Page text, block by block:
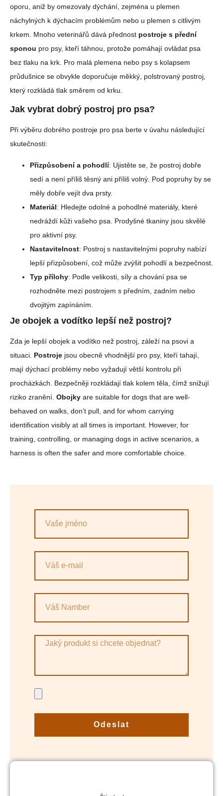
oporu, aniž by omezovaly dýchání, zejména u plemen
náchylných k dýchacím problémům nebo u plemen s citlivým
krkem. Mnoho veterinářů dává přednost postroje s přední
sponou pro psy, kteří táhnou, protože pomáhají ovládat psa
bez tlaku na krk. Pro malá plemena nebo psy s kolapsem
průdušnice se obvykle doporučuje měkký, polstrovaný postroj,
který rozkládá tlak směrem od krku.
Jak vybrat dobrý postroj pro psa?
Při výběru dobrého postroje pro psa berte v úvahu následující
skutečnosti:
Přizpůsobení a pohodlí: Ujistěte se, že postroj dobře
sedí a není příliš těsný ani příliš volný. Pod popruhy by se
měly dobře vejít dva prsty.
Materiál: Hledejte odolné a pohodlné materiály, které
nedráždí kůži vašeho psa. Prodyšné tkaniny jsou skvělé
pro aktivní psy.
Nastavitelnost: Postroj s nastavitelnými popruhy nabízí
lepší přizpůsobení, což může zvýšit pohodlí a bezpečnost.
Typ přílohy: Podle velikosti, síly a chování psa se
rozhodněte mezi postrojem s předním, zadním nebo
dvojitým zapínáním.
Je obojek a vodítko lepší než postroj?
Zda je lepší obojek a vodítko než postroj, záleží na psovi a
situaci. Postroje jsou obecně vhodnější pro psy, kteří tahají,
mají dýchací problémy nebo vyžadují větší kontrolu při
procházkách. Bezpečněji rozkládají tlak kolem těla, čímž snižují
riziko zranění. Obojky are suitable for dogs that are well-
behaved on walks, don’t pull, and for whom carrying
identification visibly at all times is important. However, for
training, controlling, or managing dogs in active scenarios, a
harness is often the safer and more comfortable choice.
Odeslat